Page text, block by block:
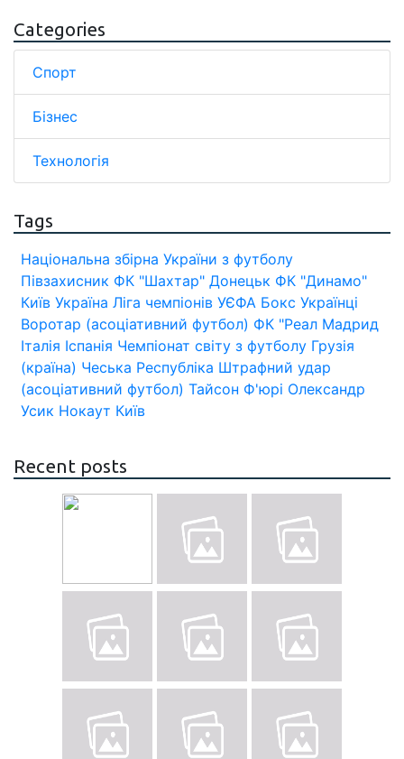
Categories
Спорт
Бізнес
Технологія
Tags
Національна збірна України з футболу
Півзахисник ФК "Шахтар" Донецьк ФК "Динамо"
Київ Україна Ліга чемпіонів УЄФА Бокс Українці
Воротар (асоціативний футбол) ФК "Реал Мадрид
Італія Іспанія Чемпіонат світу з футболу Грузія
(країна) Чеська Республіка Штрафний удар
(асоціативний футбол) Тайсон Ф'юрі Олександр
Усик Нокаут Київ
Recent posts